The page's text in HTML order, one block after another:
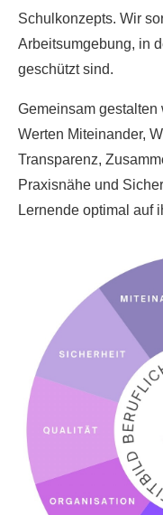
Schulkonzepts. Wir
Arbeitsumgebung, in
geschützt sind.
Gemeinsam
Werten Miteinander,
Transparenz,
Praxisnähe und
Lernende optimal auf